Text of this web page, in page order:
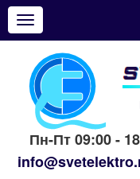
Показать
меню
Пн-Пт 09:00 -